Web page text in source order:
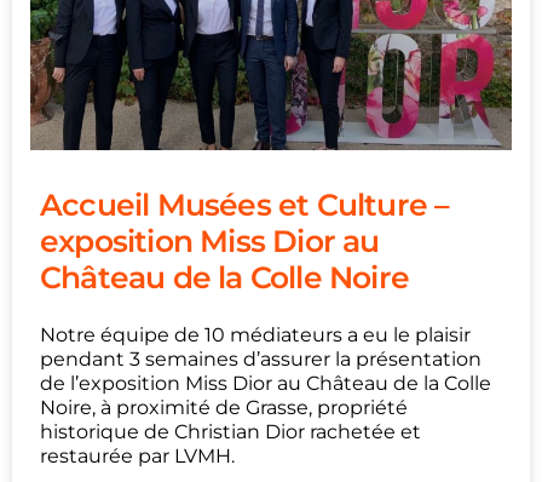
Accueil Musées et Culture –
exposition Miss Dior au
Château de la Colle Noire
Notre équipe de 10 médiateurs a eu le plaisir
pendant 3 semaines d’assurer la présentation
de l’exposition Miss Dior au Château de la Colle
Noire, à proximité de Grasse, propriété
historique de Christian Dior rachetée et
restaurée par LVMH.